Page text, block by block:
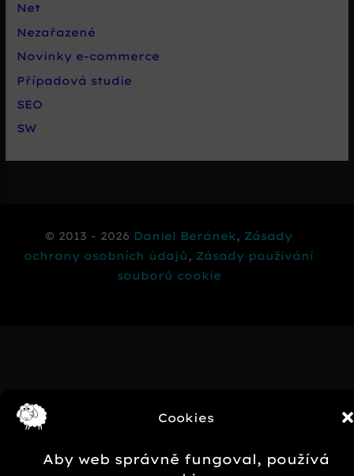
Cookies
Aby web správně fungoval, používá
Net
Nezařazené
Novinky e-commerce
Případová studie
SEO
SW
© 2013 - 2026 Daniel Beránek, Zásady
ochrany osobních údajů, Zásady používání
souborů cookie